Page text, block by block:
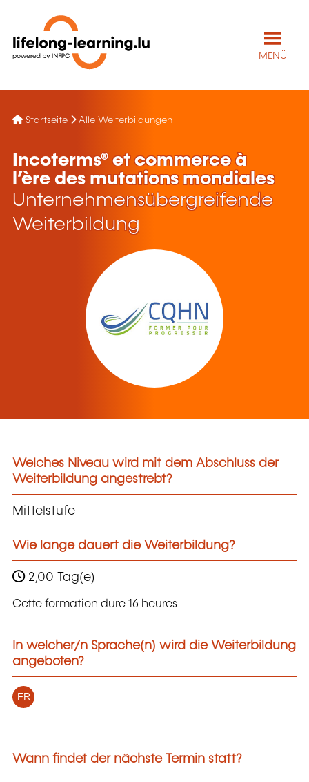
MENÜ
Startseite Alle Weiterbildungen
Incoterms® et commerce à
l’ère des mutations mondiales
Unternehmensübergreifende
Weiterbildung
Welches Niveau wird mit dem Abschluss der
Weiterbildung angestrebt?
Mittelstufe
Wie lange dauert die Weiterbildung?
2,00 Tag(e)
Cette formation dure 16 heures
In welcher/n Sprache(n) wird die Weiterbildung
angeboten?
FR
Wann findet der nächste Termin statt?